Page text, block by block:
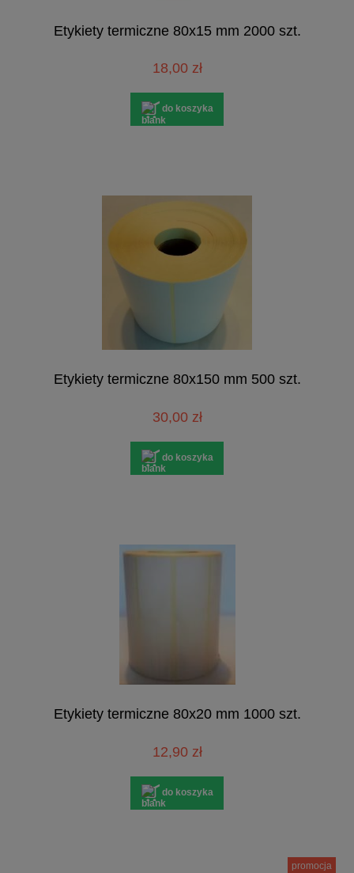
Etykiety termiczne 80x15 mm 2000 szt.
18,00 zł
do koszyka
Etykiety termiczne 80x150 mm 500 szt.
30,00 zł
do koszyka
Etykiety termiczne 80x20 mm 1000 szt.
12,90 zł
do koszyka
promocja